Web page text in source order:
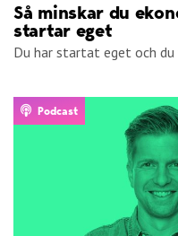
Så minskar du
startar eget
Du har startat eget och
Podcast